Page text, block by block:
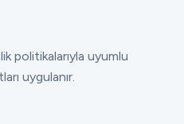
politikalarıyla uyumlu
uygulanır.